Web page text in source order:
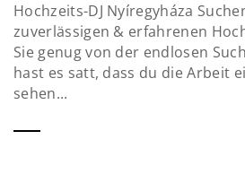
Hochzeits-DJ Nyíregyháza
zuverlässigen & erfahrenen
Sie genug von der endlosen
hast es satt, dass du die Arbeit
sehen...